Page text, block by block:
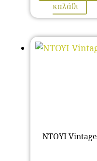
καλάθι
ΝΤΟΥΙ Vintage